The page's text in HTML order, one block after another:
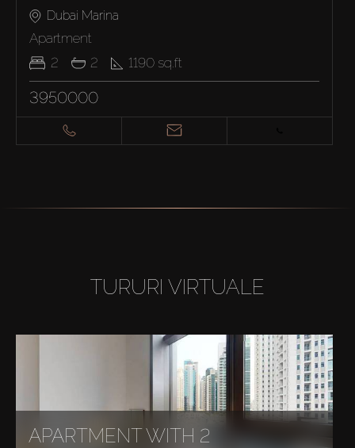
Dubai Marina
Apartment
2
2 1190 sq.ft
3950000
TURURI VIRTUALE
APARTMENT WITH 2